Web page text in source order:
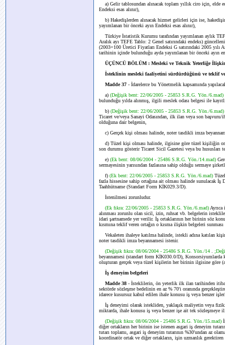
a) Gelir tablosundan alınacak toplam yıllık ciro için, elde
Endeksi esas alınır),
b) Hakedişlerden alınacak hizmet gelirleri için ise,
yayımlanan bir önceki ayın Endeksi esas alınır),
Türkiye İstatistik Kurumu tarafından yayımlanan aylık
Aralık ayı TEFE Tablo: 2 Genel satırındaki endeks)
(2003=100 Üretici Fiyatları Endeksi G satırındaki 2005 yılı
tarihinin içinde bulunduğu ayda yayımlanan bir önceki ayın
ÜÇÜNCÜ BÖLÜM : Mesleki ve Teknik Yeterliğe
İsteklinin mesleki faaliyetini sürdürdüğünü ve teklif
Madde 37 - İdarelerce bu Yönetmelik kapsamında
a) (Değişik bent: 22/06/2005 - 25853 S.R.G. Yön./6.mad)
bulunduğu yılda alınmış, ilgili meslek odası belgesi ile
b) (Değişik bent: 22/06/2005 - 25853 S.R.G. Yön./6.mad)
Ticaret ve/veya Sanayi Odasından, ilk ilan veya son
olduğuna dair belgenin,
c) Gerçek kişi olması halinde, noter tasdikli imza
d) Tüzel kişi olması halinde, ilgisine göre tüzel kişiliğin
son durumu gösterir Ticaret Sicil Gazetesi veya bu
e) (Ek bent: 08/06/2004 - 25486 S.R.G. Yön./14.mad)
sermayesinin yarısından fazlasına sahip olduğu sermaye
f) (Ek bent: 22/06/2005 - 25853 S.R.G. Yön./6.mad)
fazla hissesine sahip ortağına ait olması halinde sunulacak
Taahhütname (Standart Form KİK029.3/D).
İstenilmesi zorunludur.
(Ek fıkra: 22/06/2005 - 25853 S.R.G. Yön./6.mad)
alınması zorunlu olan sicil, izin, ruhsat vb. belgelerin
idari şartnamede yer verilir. İş ortaklarının her birinin söz
kısmına teklif veren ortağın o kısma ilişkin belgeleri sunması
Vekaleten ihaleye katılma halinde, istekli adına katılan
noter tasdikli imza beyannamesi istenir.
(Değişik fıkra: 08/06/2004 - 25486 S.R.G. Yön./14
beyannamesi (standart form KİK030.0/D),
oluşturan gerçek veya tüzel kişilerin her birinin ilgisine göre
İş deneyim belgeleri
Madde 38 - İsteklilerin, ön yeterlik ilk ilan tarihinden
sektörde sözleşme bedelinin en az % 70'i oranında
idarece kusursuz kabul edilen ihale konusu iş veya benzer
İş deneyimi olarak istekliden, yaklaşık maliyetin veya fiziki
miktarda, ihale konusu iş veya benzer işe ait tek sözleşmeye
(Değişik fıkra: 08/06/2004 - 25486 S.R.G. Yön./15.mad)
diğer ortakların her birinin ise istenen asgari iş deneyim
tutarı toplamı, asgari iş deneyim tutarının %30'undan az
koordinatör ortak ve diğer ortakların, işin uzmanlık gerektiren